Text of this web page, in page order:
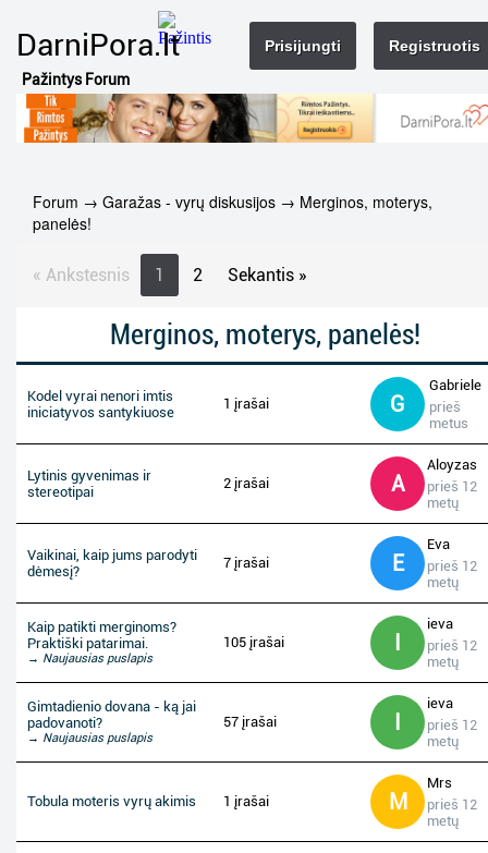
DarniPora.lt
Pažintys Forum
Registruotis
Prisijungti
Forum → Garažas - vyrų diskusijos → Merginos, moterys,
panelės!
« Ankstesnis 1 2 Sekantis »
Merginos, moterys, panelės!
Kodel vyrai nenori imtis
iniciatyvos santykiuose
1 įrašai G
Gabriele
prieš
metus
Lytinis gyvenimas ir
stereotipai
2 įrašai A
Aloyzas
prieš 12
metų
Vaikinai, kaip jums parodyti
dėmesį?
7 įrašai E
Eva
prieš 12
metų
Kaip patikti merginoms?
Praktiški patarimai.
→ Naujausias puslapis
105 įrašai I
ieva
prieš 12
metų
Gimtadienio dovana - ką jai
padovanoti?
→ Naujausias puslapis
57 įrašai I
ieva
prieš 12
metų
Tobula moteris vyrų akimis 1 įrašai M
Mrs
prieš 12
metų